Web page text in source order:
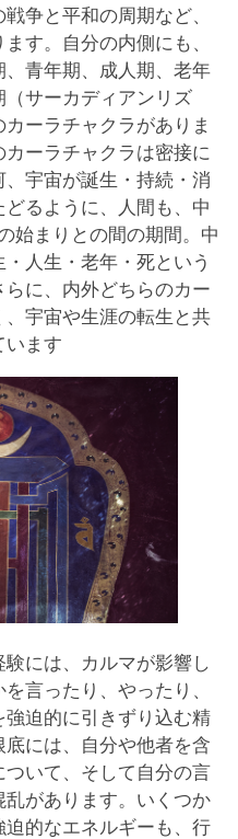
争と平和の周期など、
す。自分の内側にも、
青年期、成人期、老年
サーカディアンリズ
ーラチャクラがありま
ーラチャクラは密接に
宇宙が誕生・持続・消
るように、人間も、中
始まりとの間の期間。中
人生・老年・死という
に、内外どちらのカー
宇宙や生涯の転生と共
います
には、カルマが影響し
言ったり、やったり、
迫的に引きずり込む精
には、自分や他者を含
いて、そして自分の言
があります。いくつか
的なエネルギーも、行